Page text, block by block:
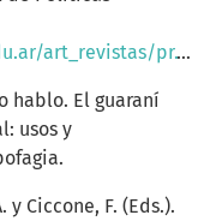
pr.10020/pr.10020.pdf
hablo. El guaraní
usos y
y Ciccone, F. (Eds.).